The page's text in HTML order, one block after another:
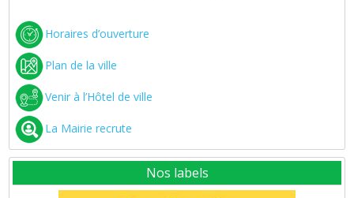
Horaires d’ouverture
Plan de la ville
Venir à l’Hôtel de ville
La Mairie recrute
Nos labels